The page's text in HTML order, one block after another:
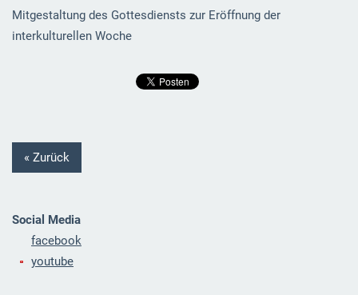
Mitgestaltung des Gottesdiensts zur Eröffnung der
interkulturellen Woche
« Zurück
Social Media
facebook
youtube